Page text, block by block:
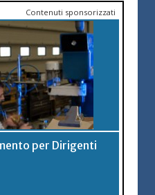
Contenuti sponsorizzati
per Dirigenti